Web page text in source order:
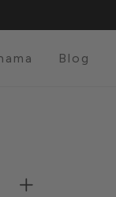
Blog